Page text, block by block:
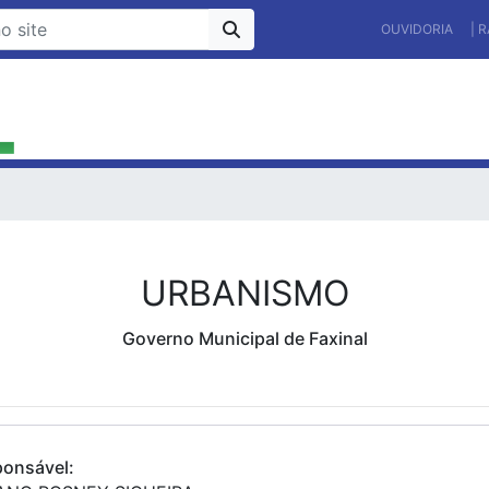
OUVIDORIA |
URBANISMO
Governo Municipal de Faxinal